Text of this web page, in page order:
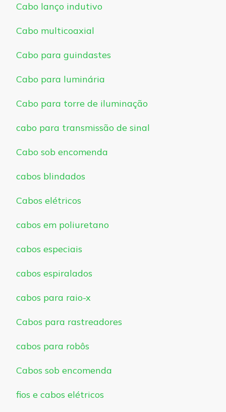
Cabo lanço indutivo
Cabo multicoaxial
Cabo para guindastes
Cabo para luminária
Cabo para torre de iluminação
cabo para transmissão de sinal
Cabo sob encomenda
cabos blindados
Cabos elétricos
cabos em poliuretano
cabos especiais
cabos espiralados
cabos para raio-x
Cabos para rastreadores
cabos para robôs
Cabos sob encomenda
fios e cabos elétricos